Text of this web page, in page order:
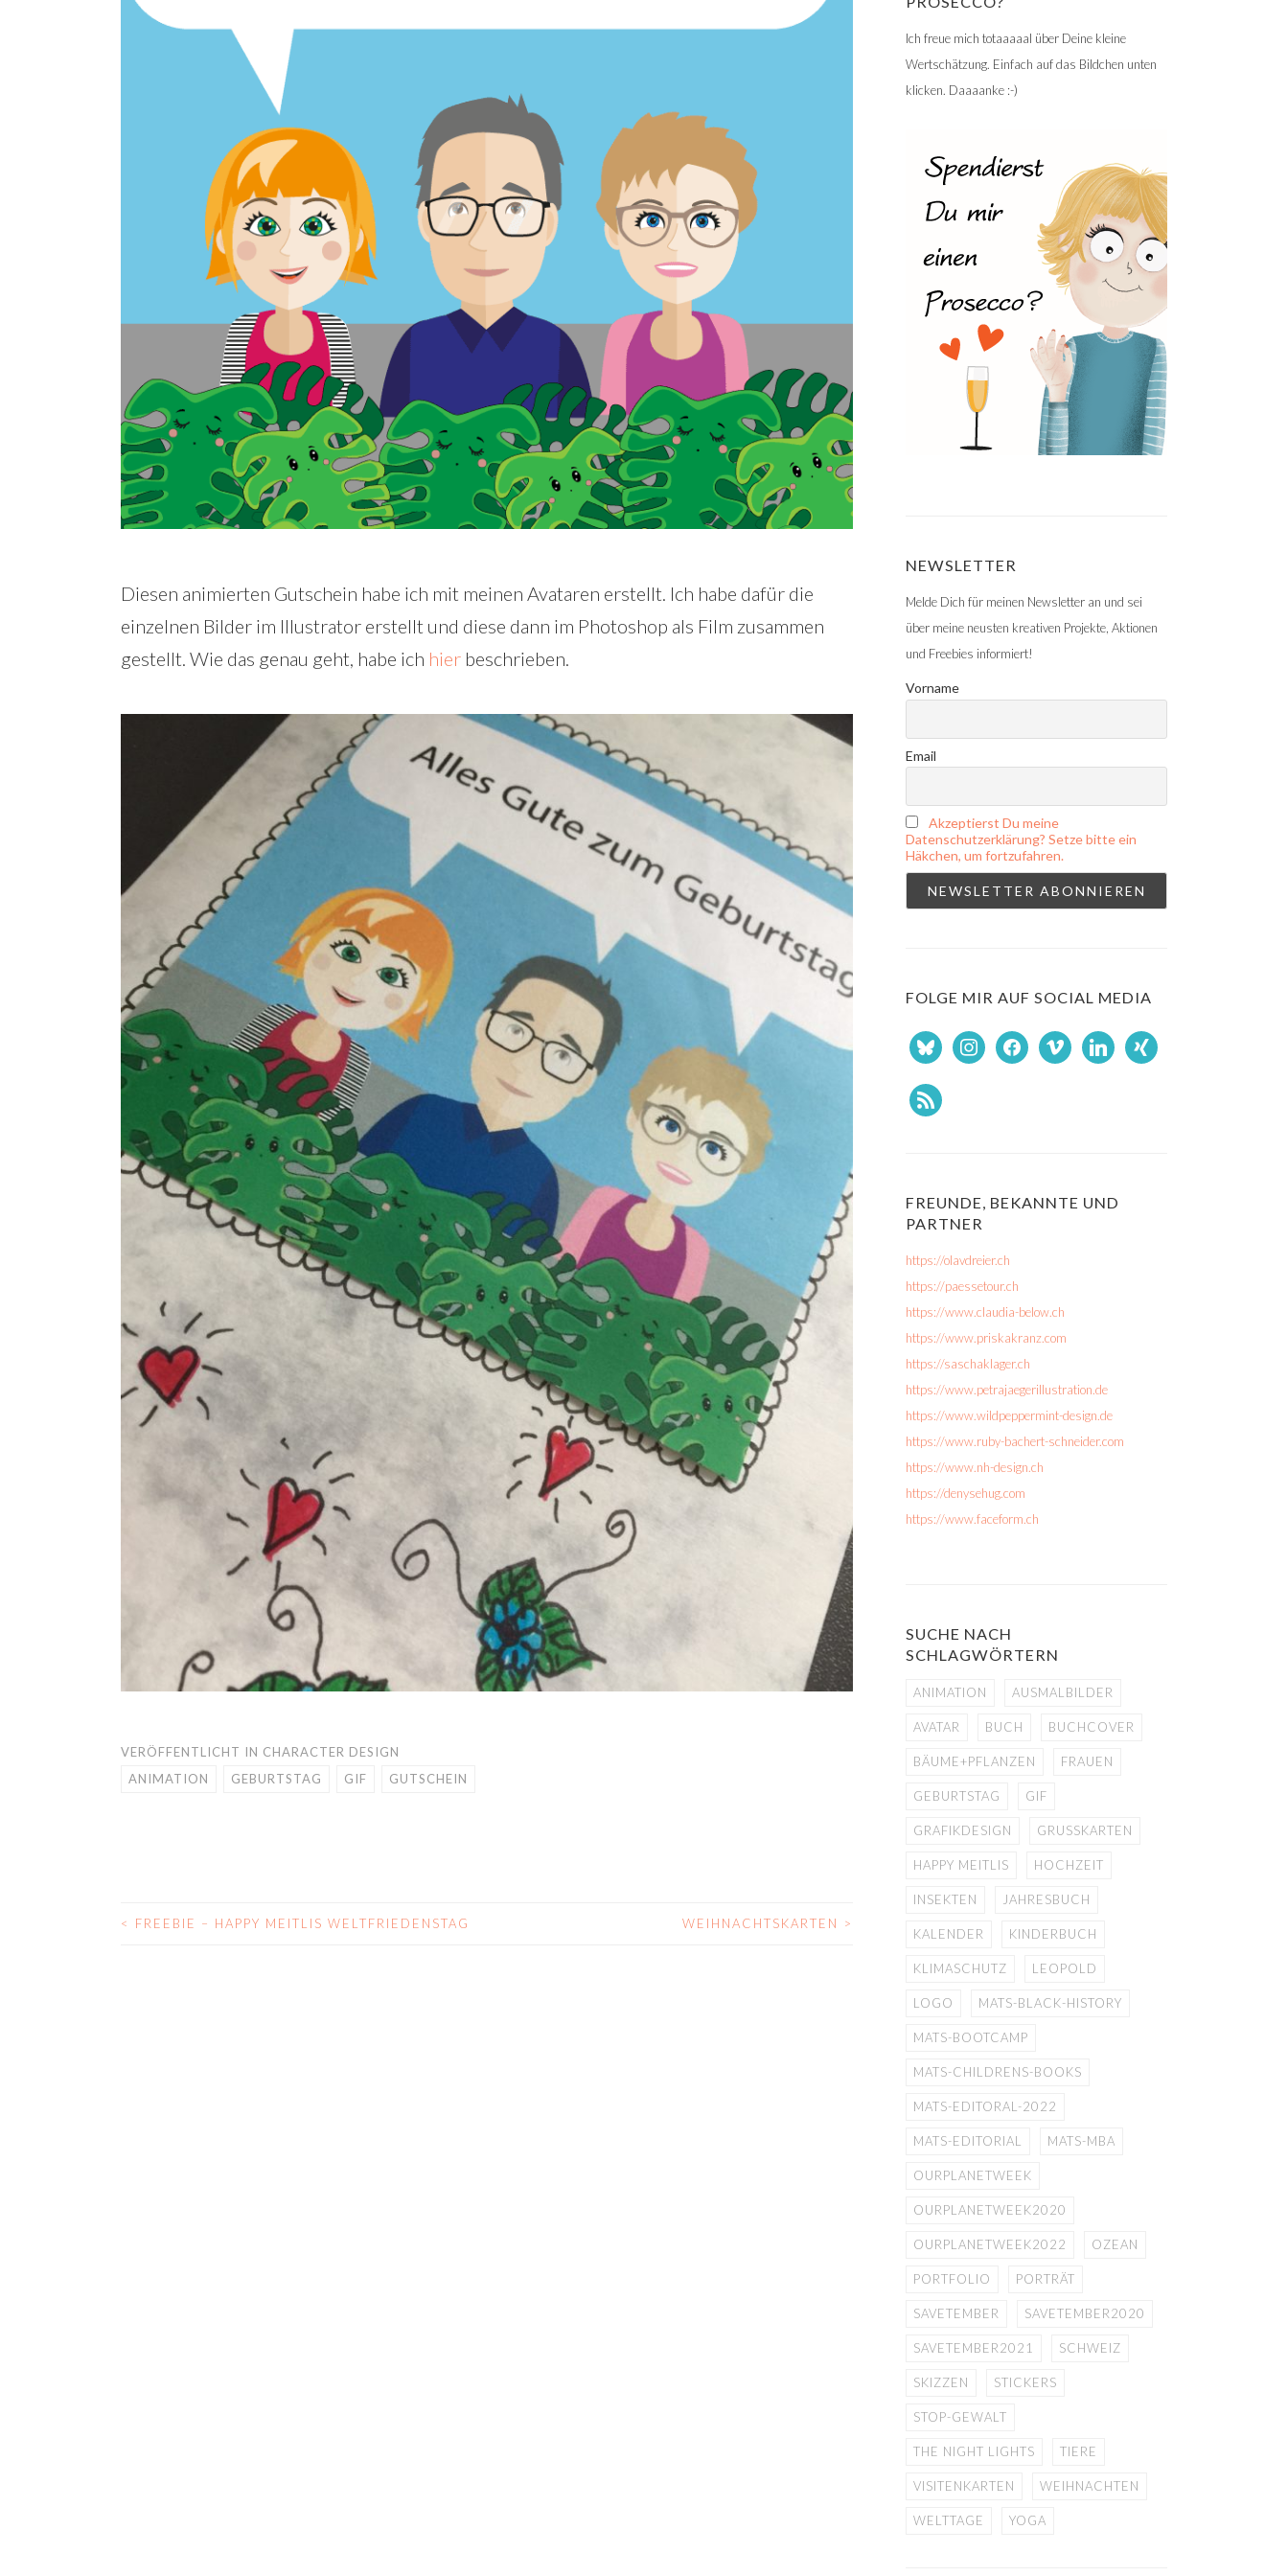
Diesen animierten Gutschein habe ich mit meinen Avataren erstellt. Ich habe dafür die
einzelnen Bilder im Illustrator erstellt und diese dann im Photoshop als Film zusammen
gestellt. Wie das genau geht, habe ich hier beschrieben.
VERÖFFENTLICHT IN CHARACTER DESIGN
ANIMATION
GEBURTSTAG GIF GUTSCHEIN
BEITRAGS-
< FREEBIE – HAPPY MEITLIS WELTFRIEDENSTAG WEIHNACHTSKARTEN >
Ich freue mich totaaaaal über Deine kleine
Wertschätzung. Einfach auf das Bildchen unten
klicken. Daaaanke :-)
NEWSLETTER
Melde Dich für meinen Newsletter an und sei
über meine neusten kreativen Projekte, Aktionen
und Freebies informiert!
Vorname
Email
Akzeptierst Du meine
Datenschutzerklärung? Setze bitte ein
Häkchen, um fortzufahren.
FOLGE MIR AUF SOCIAL MEDIA
bluesky instagramfacebookvimeo linkedin xing
rss
FREUNDE, BEKANNTE UND
PARTNER
https://olavdreier.ch
https://paessetour.ch
https://www.claudia-below.ch
https://www.priskakranz.com
https://saschaklager.ch
https://www.petrajaegerillustration.de
https://www.wildpeppermint-design.de
https://www.ruby-bachert-schneider.com
https://www.nh-design.ch
https://denysehug.com
https://www.faceform.ch
SUCHE NACH
SCHLAGWÖRTERN
ANIMATION AUSMALBILDER
AVATAR BUCH BUCHCOVER
BÄUME+PFLANZEN FRAUEN
GEBURTSTAG GIF
GRAFIKDESIGN GRUSSKARTEN
HAPPY MEITLIS HOCHZEIT
INSEKTEN JAHRESBUCH
KALENDER KINDERBUCH
KLIMASCHUTZ LEOPOLD
LOGO MATS-BLACK-HISTORY
MATS-BOOTCAMP
MATS-CHILDRENS-BOOKS
MATS-EDITORAL-2022
MATS-EDITORIAL MATS-MBA
OURPLANETWEEK
OURPLANETWEEK2020
OURPLANETWEEK2022 OZEAN
PORTFOLIO PORTRÄT
SAVETEMBER SAVETEMBER2020
SAVETEMBER2021 SCHWEIZ
SKIZZEN STICKERS
STOP-GEWALT
THE NIGHT LIGHTS TIERE
VISITENKARTEN WEIHNACHTEN
WELTTAGE YOGA